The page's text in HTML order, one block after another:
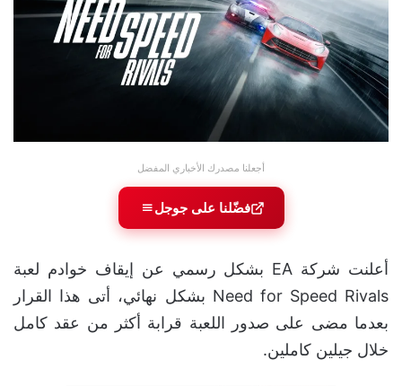
أجعلنا مصدرك الأخباري المفضل
فضّلنا على جوجل
أعلنت شركة EA بشكل رسمي عن إيقاف خوادم لعبة
Need for Speed Rivals بشكل نهائي، أتى هذا القرار
بعدما مضى على صدور اللعبة قرابة أكثر من عقد كامل
خلال جيلين كاملين.